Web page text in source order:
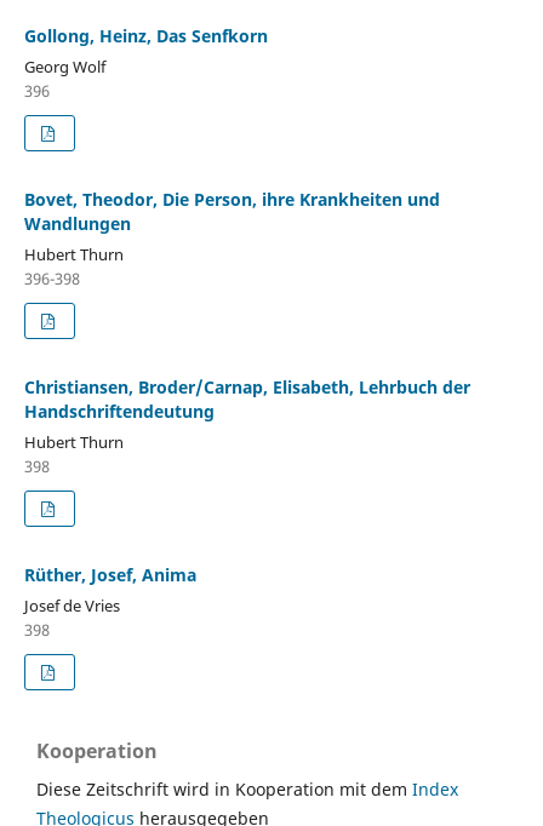
Gollong, Heinz, Das Senfkorn
Georg Wolf
396
Bovet, Theodor, Die Person, ihre Krankheiten und
Wandlungen
Hubert Thurn
396-398
Christiansen, Broder/Carnap, Elisabeth, Lehrbuch der
Handschriftendeutung
Hubert Thurn
398
Rüther, Josef, Anima
Josef de Vries
398
Kooperation
Diese Zeitschrift wird in Kooperation mit dem Index
Theologicus herausgegeben